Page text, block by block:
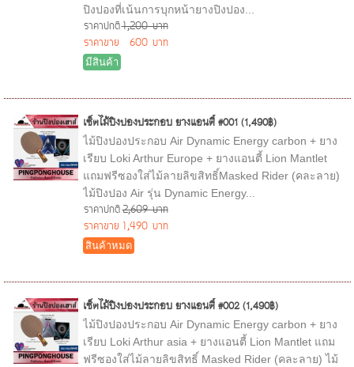
ปิงปองที่เน้นการบุกหน้ายางปิงปอง...
ราคาปกติ1,200 บาท
ราคาขาย
600 บาท
มีสินค้า
เซ็ตไม้ปิงปองประกอบ ยางแอนตี้ #001 (1,490฿)
ไม้ปิงปองประกอบ Air Dynamic Energy carbon + ยาง
เรียบ Loki Arthur Europe + ยางแอนตี้ Lion Mantlet
แถมฟรีซองใส่ไม้ลายลิขสิทธิ์Masked Rider (คละลาย)
ไม้ปิงปอง Air รุ่น Dynamic Energy...
ราคาปกติ2,609 บาท
ราคาขาย 1,490 บาท
สินค้าหมด
เซ็ตไม้ปิงปองประกอบ ยางแอนตี้ #002 (1,490฿)
ไม้ปิงปองประกอบ Air Dynamic Energy carbon + ยาง
เรียบ Loki Arthur asia + ยางแอนตี้ Lion Mantlet แถม
ฟรีซองใส่ไม้ลายลิขสิทธิ์ Masked Rider (คละลาย) ไม้